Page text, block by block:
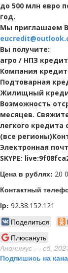
до 500 млн евро
год.
Мы приглашаем
Вы получите:
агро / НПЗ
Компания
Подтоварная
Жилищный
Возможность
месяцев.
легкого кредита
(все
Электронная
SKYPE:
Цена в рублях: 20
Контактный
ip: 92.38.152.121
Поделиться
Плюсануть
Анонимус — сб,
Подпишись на